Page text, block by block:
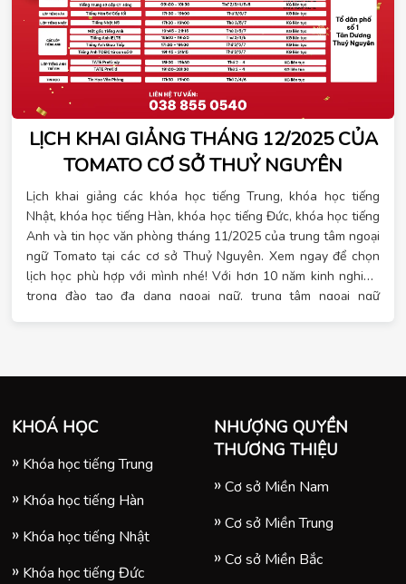
LỊCH KHAI GIẢNG THÁNG 12/2025 CỦA
TOMATO CƠ SỞ THUỶ NGUYÊN
Lịch khai giảng các khóa học tiếng Trung, khóa học tiếng
Nhật, khóa học tiếng Hàn, khóa học tiếng Đức, khóa học tiếng
Anh và tin học văn phòng tháng 11/2025 của trung tâm ngoại
ngữ Tomato tại các cơ sở Thuỷ Nguyên. Xem ngay để chọn
lịch học phù hợp với mình nhé! Với hơn 10 năm kinh nghiệm
trong đào tạo đa dạng ngoại ngữ, trung tâm ngoại ngữ
văn phòng cho mọi trình độ, lịch học linh hoạt. Đặc biệt, khi
ưu đãi. Khi đăng ký sớm, đăng ký theo nhóm hay đăng ký
nhiều khóa học liên tiếp, bạn sẽ nhận được nhiều quà tặng
may mắn. Xem lịch học chi tiết ngay!
KHOÁ HỌC
Khóa học tiếng Trung
Khóa học tiếng Hàn
Khóa học tiếng Nhật
Khóa học tiếng Đức
NHƯỢNG QUYỀN
THƯƠNG THIỆU
Cơ sở Miền Nam
Cơ sở Miền Trung
Cơ sở Miền Bắc